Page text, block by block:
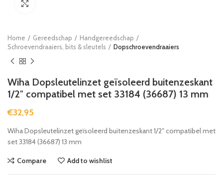
Home Gereedschap
Handgereedschap
Schroevendraaiers, bits & sleutels
Dopschroevendraaiers
Wiha Dopsleutelinzet geïsoleerd buitenzeskant
1/2″ compatibel met set 33184 (36687) 13 mm
€32,95
Wiha Dopsleutelinzet geïsoleerd buitenzeskant 1/2″ compatibel met
set 33184 (36687) 13 mm
Compare Add to wishlist